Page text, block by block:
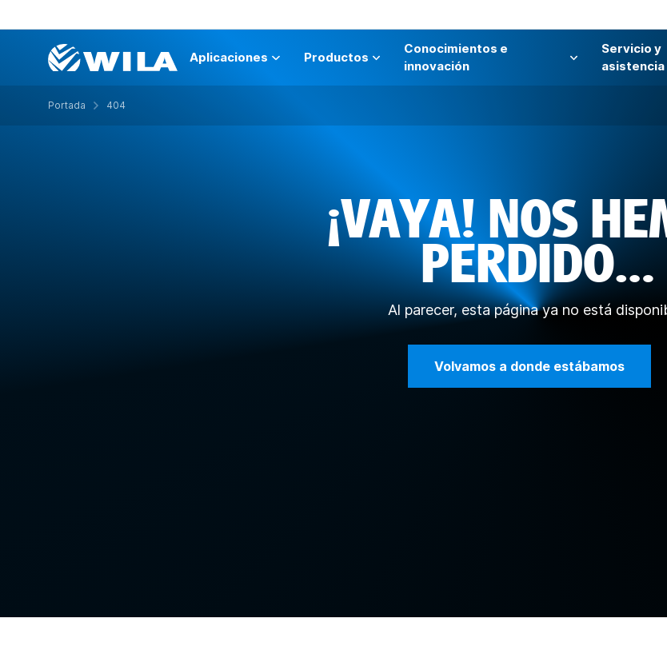
Aplicaciones Productos
Conocimientos e
innovación
Servicio y
asistencia
Portada 404
¡VAYA! NOS
PERDIDO…
Al parecer, esta página ya no está
Volvamos a donde estábamos